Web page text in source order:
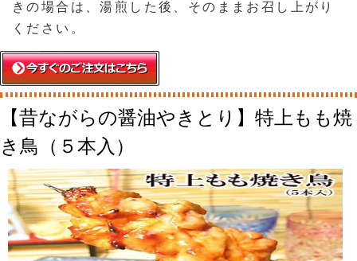
きの場合は、湯煎した後、そのままお召し上がり
ください。
【昔ながらの醤油やきとり】特上もも焼
き鳥（５本入）